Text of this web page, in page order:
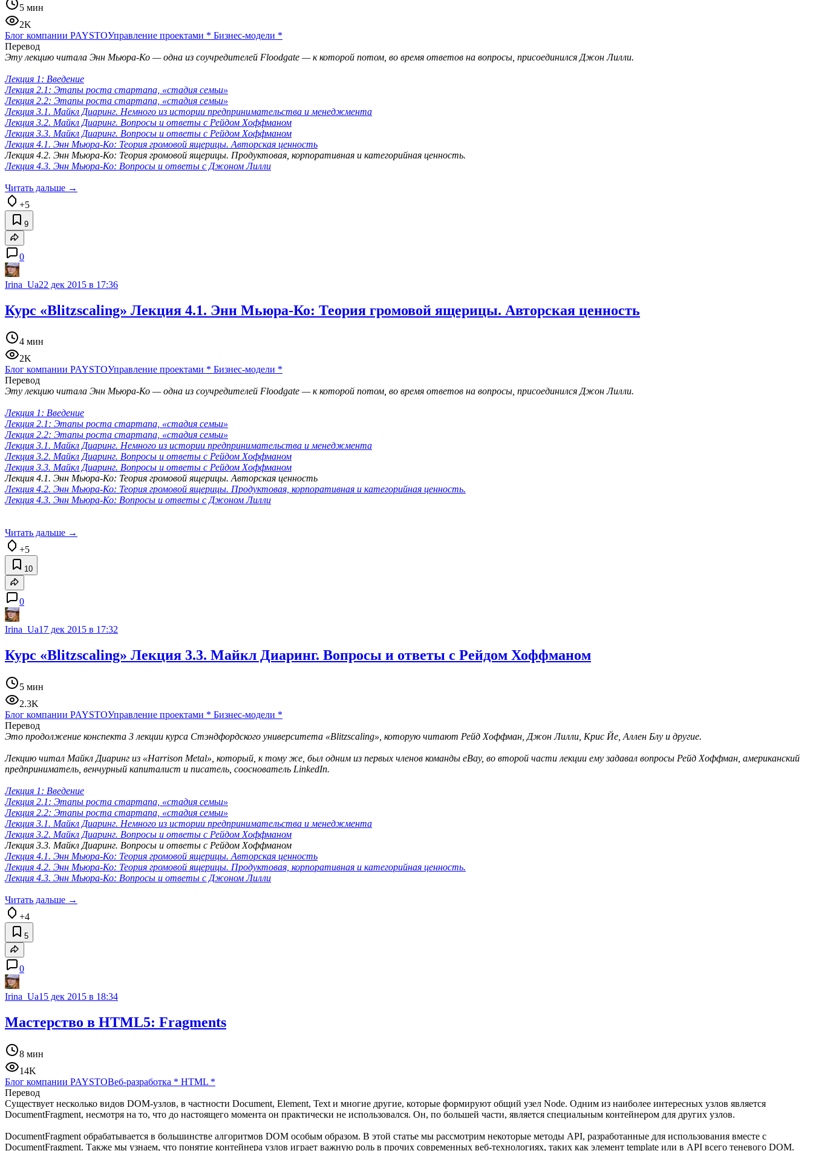
5 мин
2K
Блог компании PAYSTOУправление проектами * Бизнес-модели *
Перевод
Эту лекцию читала Энн Мьюра-Ко — одна из соучредителей Floodgate — к которой потом, во время ответов на вопросы, присоединился Джон Лилли.
Лекция 1: Введение
Лекция 2.1: Этапы роста стартапа, «стадия семьи»
Лекция 2.2: Этапы роста стартапа, «стадия семьи»
Лекция 3.1. Майкл Диаринг. Немного из истории предпринимательства и менеджмента
Лекция 3.2. Майкл Диаринг. Вопросы и ответы с Рейдом Хоффманом
Лекция 3.3. Майкл Диаринг. Вопросы и ответы с Рейдом Хоффманом
Лекция 4.1. Энн Мьюра-Ко: Теория громовой ящерицы. Авторская ценность
Лекция 4.2. Энн Мьюра-Ко: Теория громовой ящерицы. Продуктовая, корпоративная и категорийная ценность.
Лекция 4.3. Энн Мьюра-Ко: Вопросы и ответы с Джоном Лилли
Читать дальше →
+5
9
0
Irina_Ua22 дек 2015 в 17:36
Курс «Blitzscaling» Лекция 4.1. Энн Мьюра-Ко: Теория громовой ящерицы. Авторская ценность
4 мин
2K
Блог компании PAYSTOУправление проектами * Бизнес-модели *
Перевод
Эту лекцию читала Энн Мьюра-Ко — одна из соучредителей Floodgate — к которой потом, во время ответов на вопросы, присоединился Джон Лилли.
Лекция 1: Введение
Лекция 2.1: Этапы роста стартапа, «стадия семьи»
Лекция 2.2: Этапы роста стартапа, «стадия семьи»
Лекция 3.1. Майкл Диаринг. Немного из истории предпринимательства и менеджмента
Лекция 3.2. Майкл Диаринг. Вопросы и ответы с Рейдом Хоффманом
Лекция 3.3. Майкл Диаринг. Вопросы и ответы с Рейдом Хоффманом
Лекция 4.1. Энн Мьюра-Ко: Теория громовой ящерицы. Авторская ценность
Лекция 4.2. Энн Мьюра-Ко: Теория громовой ящерицы. Продуктовая, корпоративная и категорийная ценность.
Лекция 4.3. Энн Мьюра-Ко: Вопросы и ответы с Джоном Лилли
Читать дальше →
+5
10
0
Irina_Ua17 дек 2015 в 17:32
Курс «Blitzscaling» Лекция 3.3. Майкл Диаринг. Вопросы и ответы с Рейдом Хоффманом
5 мин
2.3K
Блог компании PAYSTOУправление проектами * Бизнес-модели *
Перевод
Это продолжение конспекта 3 лекции курса Стэндфордского университета «Blitzscaling», которую читают Рейд Хоффман, Джон Лилли, Крис Йе, Аллен Блу и другие.
Лекцию читал Майкл Диаринг из «Harrison Metal», который, к тому же, был одним из первых членов команды eBay, во второй части лекции ему задавал вопросы Рейд Хоффман, американский
предприниматель, венчурный капиталист и писатель, сооснователь LinkedIn.
Лекция 1: Введение
Лекция 2.1: Этапы роста стартапа, «стадия семьи»
Лекция 2.2: Этапы роста стартапа, «стадия семьи»
Лекция 3.1. Майкл Диаринг. Немного из истории предпринимательства и менеджмента
Лекция 3.2. Майкл Диаринг. Вопросы и ответы с Рейдом Хоффманом
Лекция 3.3. Майкл Диаринг. Вопросы и ответы с Рейдом Хоффманом
Лекция 4.1. Энн Мьюра-Ко: Теория громовой ящерицы. Авторская ценность
Лекция 4.2. Энн Мьюра-Ко: Теория громовой ящерицы. Продуктовая, корпоративная и категорийная ценность.
Лекция 4.3. Энн Мьюра-Ко: Вопросы и ответы с Джоном Лилли
Читать дальше →
+4
5
0
Irina_Ua15 дек 2015 в 18:34
Мастерство в HTML5: Fragments
8 мин
14K
Блог компании PAYSTOВеб-разработка * HTML *
Перевод
Существует несколько видов DOM-узлов, в частности Document, Element, Text и многие другие, которые формируют общий узел Node. Одним из наиболее интересных узлов является
DocumentFragment, несмотря на то, что до настоящего момента он практически не использовался. Он, по большей части, является специальным контейнером для других узлов.
DocumentFragment обрабатывается в большинстве алгоритмов DOM особым образом. В этой статье мы рассмотрим некоторые методы API, разработанные для использования вместе с
DocumentFragment. Также мы узнаем, что понятие контейнера узлов играет важную роль в прочих современных веб-технологиях, таких как элемент template или в API всего теневого DOM.